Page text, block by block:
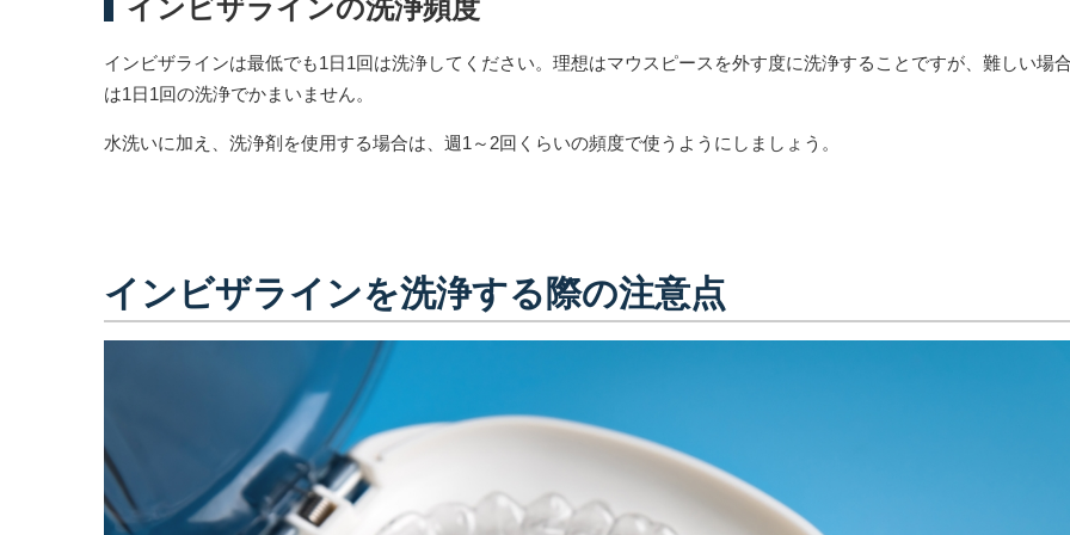
インビザラインの洗浄頻度
インビザラインは最低でも1日1回は洗浄してください。理想はマウスピースを外す度に洗浄することですが、難しい場
は1日1回の洗浄でかまいません。
水洗いに加え、洗浄剤を使用する場合は、週1～2回くらいの頻度で使うようにしましょう。
インビザラインを洗浄する際の注意点